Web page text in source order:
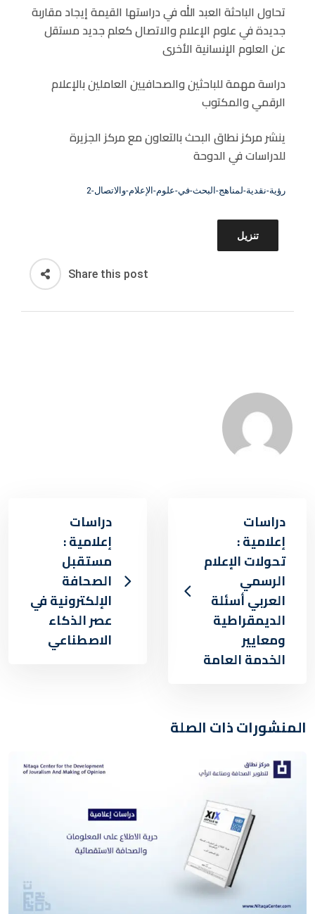
N
تحاول الباحثة العبد الله في دراستها القيمة إيجاد مقاربة
جديدة في علوم الإعلام والاتصال كعلم جديد مستقل
عن العلوم الإنسانية الأخرى
دراسة مهمة للباحثين والصحافيين العاملين بالإعلام
الرقمي والمكتوب
ينشر مركز نطاق البحث بالتعاون مع مركز الجزيرة
للدراسات في الدوحة
رؤية-نقدية-لمناهج-البحث-في-علوم-الإعلام-والاتصال-2
تنزيل
Share this post
دراسات
إعلامية :
تحولات الإعلام
الرسمي
العربي أسئلة
الديمقراطية
ومعايير
الخدمة العامة
دراسات
إعلامية :
مستقبل
الصحافة
الإلكترونية في
عصر الذكاء
الاصطناعي
المنشورات ذات الصلة